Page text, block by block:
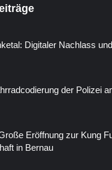
Digitaler Nachlass
der Polizei
Eröffnung zur Kung
in Bernau